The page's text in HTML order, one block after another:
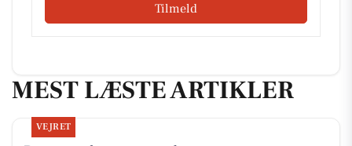
Tilmeld
MEST LÆSTE ARTIKLER
VEJRET